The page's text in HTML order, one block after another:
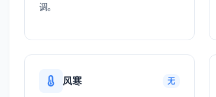
调。
风寒 无